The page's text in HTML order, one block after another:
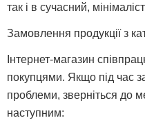
так і в сучасний,
Замовлення продукції з
Інтернет-магазин
покупцями. Якщо під час
проблеми, зверніться до
наступним: